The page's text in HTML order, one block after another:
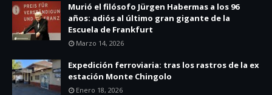
Murió el filósofo Jürgen Habermas a los 96
años: adiós al último gran gigante de la
Escuela de Frankfurt
Marzo 14, 2026
Expedición ferroviaria: tras los rastros de la ex
estación Monte Chingolo
Enero 18, 2026